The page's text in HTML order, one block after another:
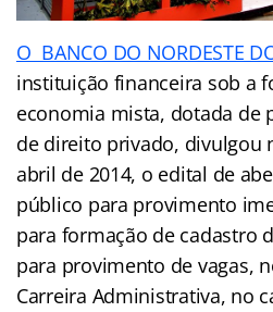
O BANCO DO NORDESTE
instituição financeira sob a
economia mista, dotada de
de direito privado, divulgou
abril de 2014, o edital de
público para provimento
para formação de cadastro
para provimento de vagas,
Carreira Administrativa, no